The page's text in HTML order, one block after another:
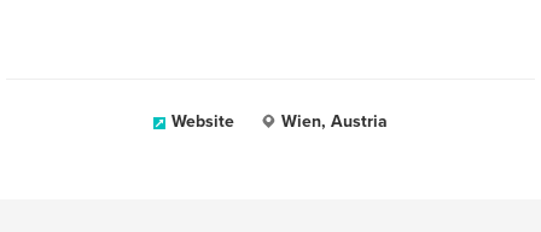
Website Wien, Austria